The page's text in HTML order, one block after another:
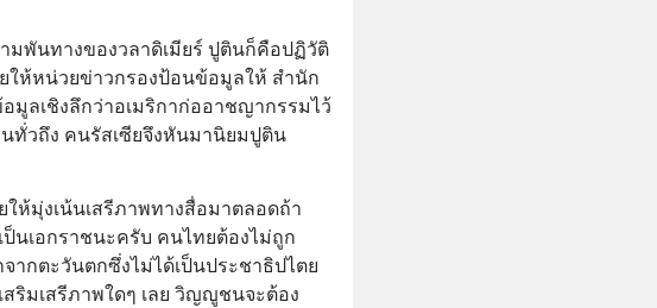
มพันทางของวลาดิเมียร์ ปูตินก็คือปฏิวัติ
ให้หน่วยข่าวกรองป้อนข้อมูลให้ สำนัก
มูลเชิงลึกว่าอเมริกาก่ออาชญากรรมไว้
ทั่วถึง คนรัสเซียจึงหันมานิยมปูติน
มุ่งเน้นเสรีภาพทางสื่อมาตลอดถ้า
นเอกราชนะครับ คนไทยต้องไม่ถูก
ากตะวันตกซึ่งไม่ได้เป็นประชาธิปไตย
ริมเสรีภาพใดๆ เลย วิญญูชนจะต้อง